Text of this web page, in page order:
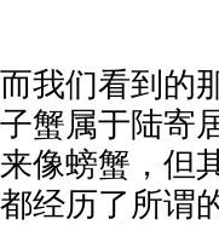
而我们看到的
子蟹属于陆寄
来像螃蟹，但
都经历了所谓